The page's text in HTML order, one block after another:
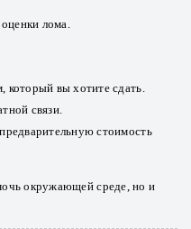
лома.
который вы хотите сдать.
связи.
стоимость
окружающей среде, но и